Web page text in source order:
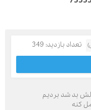
بازدید: 349
شد بردیم